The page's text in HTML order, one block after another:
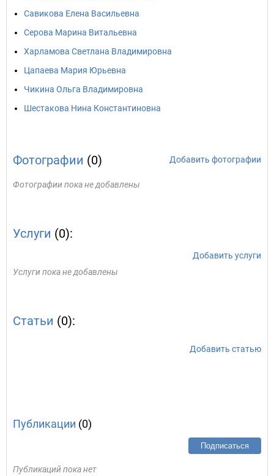
Савикова Елена Васильевна
Серова Марина Витальевна
Харламова Светлана Владимировна
Цапаева Мария Юрьевна
Чикина Ольга Владимировна
Шестакова Нина Константиновна
Фотографии (0) Добавить фотографии
Фотографии пока не добавлены
Услуги (0):
Добавить услуги
Услуги пока не добавлены
Статьи (0):
Добавить статью
Публикации (0)
Подписаться
Публикаций пока нет